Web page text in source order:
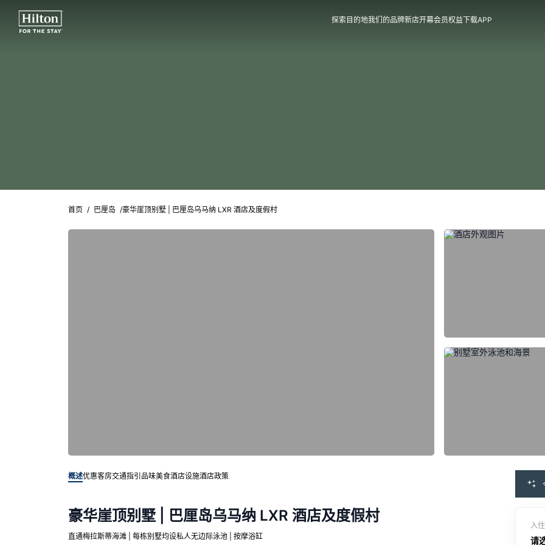
探索目的地我们的品牌新店开幕会员权益下载APP
首页 / 巴厘岛 /豪华崖顶别墅 | 巴厘岛乌马纳 LXR 酒店及度假村
概述优惠客房交通指引 品味美食酒店设施酒店政策
豪华崖顶别墅 | 巴厘岛乌马纳 LXR 酒店及度假村
直通梅拉斯蒂海滩 | 每栋别墅均设私人无边际泳池 | 按摩浴缸
入
请